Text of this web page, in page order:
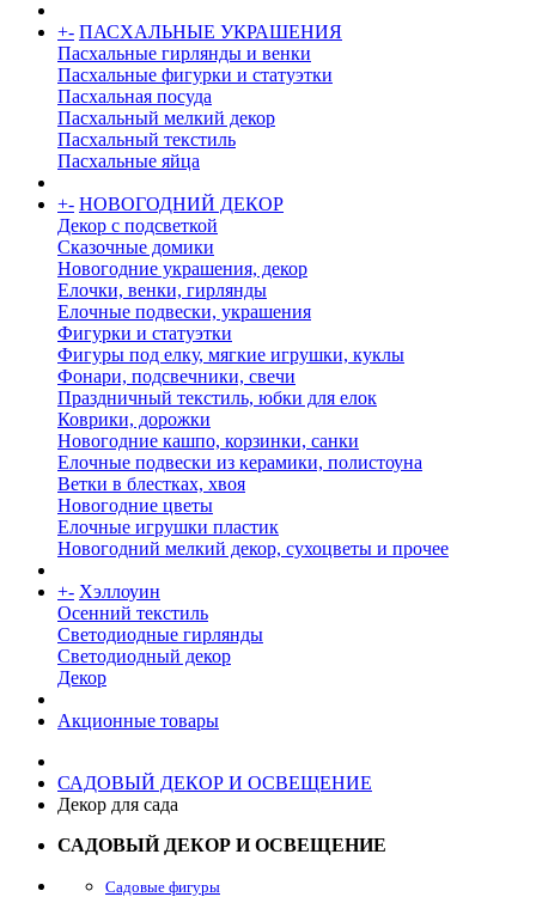
+- ПАСХАЛЬНЫЕ УКРАШЕНИЯ
Пасхальные гирлянды и венки
Пасхальные фигурки и статуэтки
Пасхальная посуда
Пасхальный мелкий декор
Пасхальный текстиль
Пасхальные яйца
+- НОВОГОДНИЙ ДЕКОР
Декор с подсветкой
Сказочные домики
Новогодние украшения, декор
Елочки, венки, гирлянды
Елочные подвески, украшения
Фигурки и статуэтки
Фигуры под елку, мягкие игрушки, куклы
Фонари, подсвечники, свечи
Праздничный текстиль, юбки для елок
Коврики, дорожки
Новогодние кашпо, корзинки, санки
Елочные подвески из керамики, полистоуна
Ветки в блестках, хвоя
Новогодние цветы
Елочные игрушки пластик
Новогодний мелкий декор, сухоцветы и прочее
+- Хэллоуин
Осенний текстиль
Светодиодные гирлянды
Светодиодный декор
Декор
Акционные товары
САДОВЫЙ ДЕКОР И ОСВЕЩЕНИЕ
Декор для сада
САДОВЫЙ ДЕКОР И ОСВЕЩЕНИЕ
Садовые фигуры